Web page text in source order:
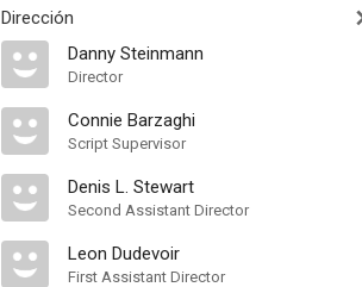
Dirección
Danny Steinmann
Director
Connie Barzaghi
Script Supervisor
Denis L. Stewart
Second Assistant Director
Leon Dudevoir
First Assistant Director